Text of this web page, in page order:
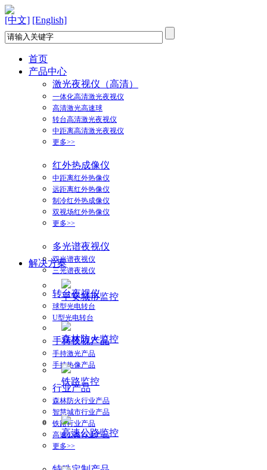
[中文] [English]
首页
产品中心
激光夜视仪（高清）
一体化高清激光夜视仪
高清激光高速球
转台高清激光夜视仪
中距离高清激光夜视仪
更多>>
红外热成像仪
中距离红外热像仪
远距离红外热像仪
制冷红外热成像仪
双视场红外热像仪
更多>>
多光谱夜视仪
双光谱夜视仪
三光谱夜视仪
转台夜视仪
球型光电转台
U型光电转台
手持夜视产品
手持激光产品
手持热像产品
行业产品
森林防火行业产品
智慧城市行业产品
铁路行业产品
高速公路行业产品
更多>>
解决方案
平安城市监控
森林防火监控
铁路监控
高速公路监控